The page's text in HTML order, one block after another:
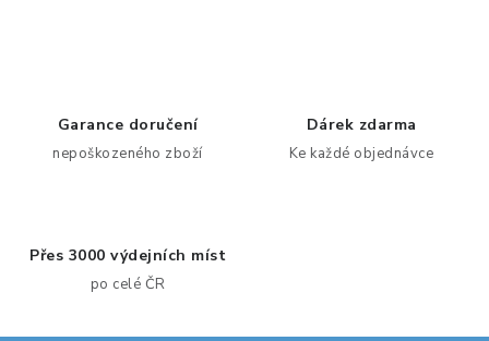
Garance doručení
nepoškozeného zboží
Dárek zdarma
Ke každé objednávce
Přes 3000 výdejních míst
po celé ČR